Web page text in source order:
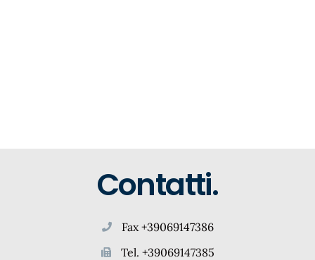
Contatti.
Fax +39069147386
Tel. +39069147385